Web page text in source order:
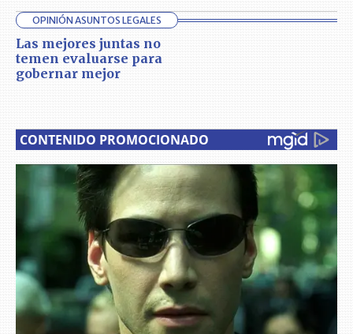
OPINIÓN ASUNTOS LEGALES
Las mejores juntas no
temen evaluarse para
gobernar mejor